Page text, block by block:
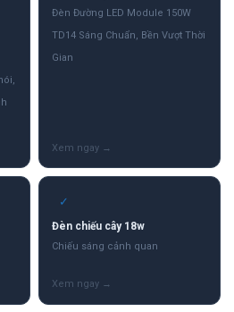
Đèn Đường LED Module 150W
TD14 Sáng Chuẩn, Bền Vượt Thời
Gian
✓
Đèn chiếu cây 18w
Chiếu sáng cảnh quan